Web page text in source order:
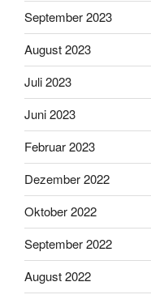
September 2023
August 2023
Juli 2023
Juni 2023
Februar 2023
Dezember 2022
Oktober 2022
September 2022
August 2022